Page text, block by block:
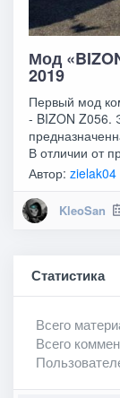
Мод
2019
Первый мод
- BIZON Z056.
В отличии от
получил
Автор:zielak04
KleoSan
Статистика
Всего
Всего